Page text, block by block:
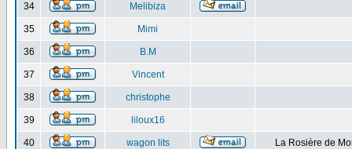
34 Melibiza
35 Mimi
36 B.M
37 Vincent
38 christophe
39 liloux16
40 wagon lits La Rosière de